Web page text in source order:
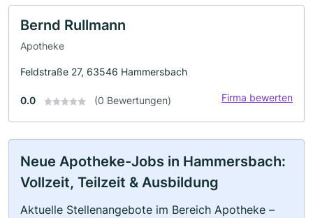
Bernd Rullmann
Apotheke
Feldstraße 27, 63546 Hammersbach
0.0 (0 Bewertungen) Firma bewerten
Neue Apotheke-Jobs in Hammersbach:
Vollzeit, Teilzeit & Ausbildung
Aktuelle Stellenangebote im Bereich Apotheke –